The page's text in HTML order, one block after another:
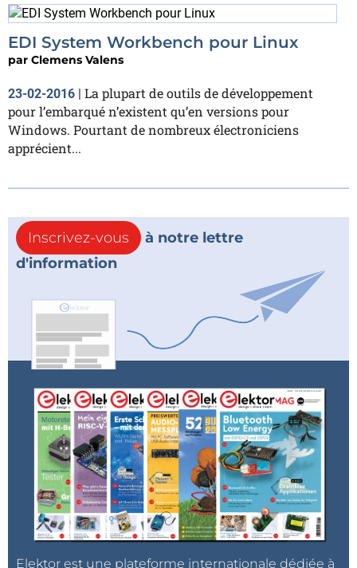
EDI System Workbench pour Linux
par Clemens Valens
23-02-2016
La plupart de outils de développement
pour l’embarqué n’existent qu’en versions pour
Windows. Pourtant de nombreux électroniciens
apprécient...
Inscrivez-vous
à notre lettre
d'information
Elektor est une plateforme internationale dédiée à